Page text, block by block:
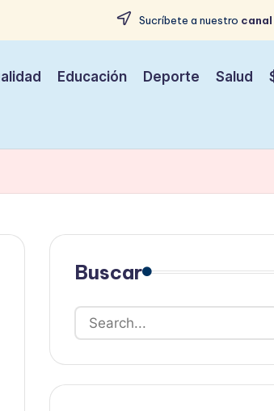
Sucríbete a nuestro
Educación Deporte Salud
Buscar